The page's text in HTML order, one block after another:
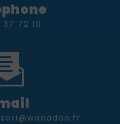
37 72 10